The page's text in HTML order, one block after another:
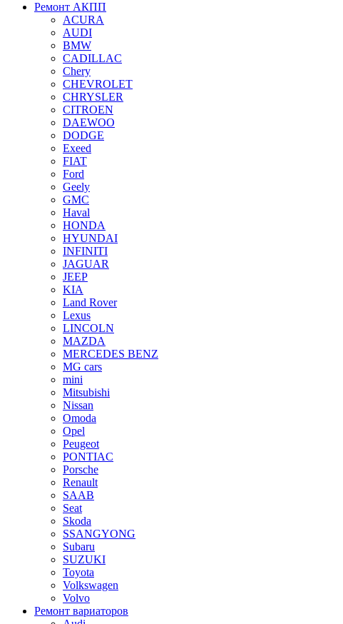
Ремонт АКПП
ACURA
AUDI
BMW
CADILLAC
Chery
CHEVROLET
CHRYSLER
CITROEN
DAEWOO
DODGE
Exeed
FIAT
Ford
Geely
GMC
Haval
HONDA
HYUNDAI
INFINITI
JAGUAR
JEEP
KIA
Land Rover
Lexus
LINCOLN
MAZDA
MERCEDES BENZ
MG cars
mini
Mitsubishi
Nissan
Omoda
Opel
Peugeot
PONTIAC
Porsche
Renault
SAAB
Seat
Skoda
SSANGYONG
Subaru
SUZUKI
Toyota
Volkswagen
Volvo
Ремонт вариаторов